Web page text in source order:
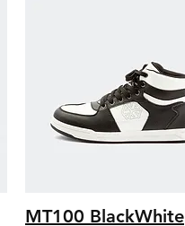
MT100 BlackWhite